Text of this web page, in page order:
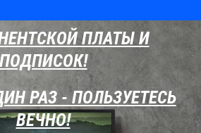
ПЛАТЫ И
ПОДПИСОК!
РАЗ - ПОЛЬЗУЕТЕСЬ
ВЕЧНО!